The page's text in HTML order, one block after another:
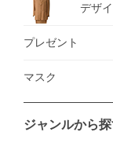
デザ
プレゼント
マスク
ジャンルから